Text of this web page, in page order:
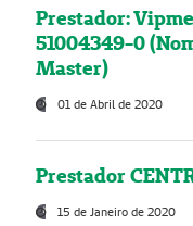
Prestador:
51004349-0
Master)
01 de Abril de 2020
Prestador
15 de Janeiro de 2020